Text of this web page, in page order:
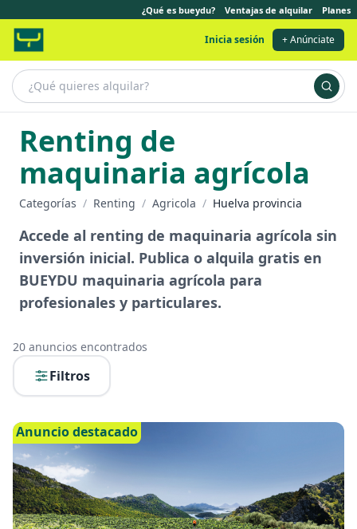
¿Qué es bueydu? Ventajas de alquilar Planes
Inicia sesión + Anúnciate
Renting de
maquinaria agrícola
Categorías / Renting / Agricola / Huelva provincia
Accede al renting de maquinaria agrícola sin
inversión inicial. Publica o alquila gratis en
BUEYDU maquinaria agrícola para
profesionales y particulares.
20 anuncios encontrados
Filtros
Anuncio destacado